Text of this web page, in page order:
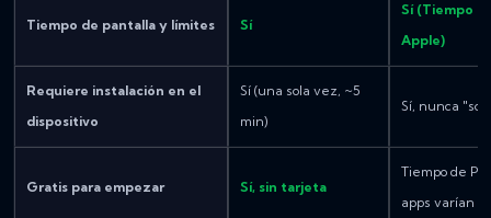
Tiempo de pantalla y límites Sí
Sí (Tiempo
Apple)
Requiere instalación en el
dispositivo
Sí (una sola vez, ~5
min)
Sí, nunca
Gratis para empezar Sí, sin tarjeta
Tiempo de
apps varían